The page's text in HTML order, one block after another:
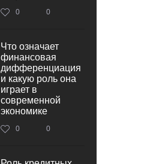
0 0
Что означает
финансовая
дифференциация
и какую роль она
играет в
современной
экономике
0 0